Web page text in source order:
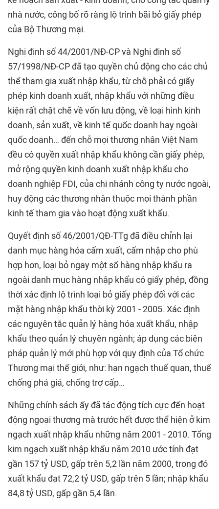
nhà nước, công bố rõ ràng lộ trình bãi bỏ giấy phép
của Bộ Thương mại.
Nghị định số 44/2001/NĐ-CP và Nghị định số
57/1998/NĐ-CP đã tạo quyền chủ động cho các chủ
thể tham gia xuất nhập khẩu, từ chỗ phải có giấy
phép kinh doanh xuất, nhập khẩu với những điều
kiện rất chặt chẽ về vốn lưu động, về loại hình kinh
doanh, sản xuất, về kinh tế quốc doanh hay ngoài
quốc doanh… đến chỗ mọi thương nhân Việt Nam
đều có quyền xuất nhập khẩu không cần giấy phép,
mở rộng quyền kinh doanh xuất nhập khẩu cho
doanh nghiệp FDI, của chi nhánh công ty nước ngoài,
huy động các thương nhân thuộc mọi thành phần
kinh tế tham gia vào hoạt động xuất khẩu.
Quyết định số 46/2001/QĐ-TTg đã điều chỉnh lại
danh mục hàng hóa cấm xuất, cấm nhập cho phù
hợp hơn, loại bỏ ngay một số hàng nhập khẩu ra
ngoài danh mục hàng nhập khẩu có giấy phép, đồng
thời xác định lộ trình loại bỏ giấy phép đối với các
mặt hàng nhập khẩu thời kỳ 2001 - 2005. Xác định
các nguyên tắc quản lý hàng hóa xuất khẩu, nhập
khẩu theo quản lý chuyên ngành; áp dụng các biện
pháp quản lý mới phù hợp với quy định của Tổ chức
Thương mại thế giới, như: hạn ngạch thuế quan, thuế
chống phá giá, chống trợ cấp…
Những chính sách ấy đã tác động tích cực đến hoạt
động ngoại thương mà trước hết được thể hiện ở kim
ngạch xuất nhập khẩu những năm 2001 - 2010. Tổng
kim ngạch xuất nhập khẩu năm 2010 ước tính đạt
gần 157 tỷ USD, gấp trên 5,2 lần năm 2000, trong đó
xuất khẩu đạt 72,2 tỷ USD, gấp trên 5 lần; nhập khẩu
84,8 tỷ USD, gấp gần 5,4 lần.